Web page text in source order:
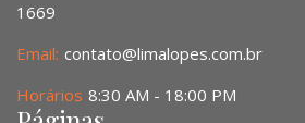
1669
Email: contato@limalopes.com.br
Horários 8:30 AM - 18:00 PM